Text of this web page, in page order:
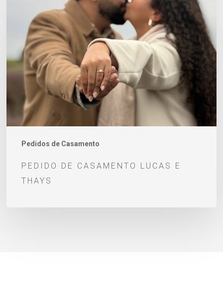
Pedidos de Casamento
casamento
Lucas
Thays
PEDIDO DE CASAMENTO LUCAS E
THAYS